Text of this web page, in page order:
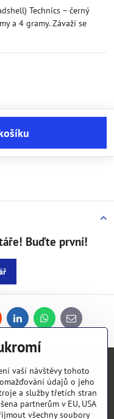
Technics – černý
a 4 gramy. Závaží se
košíku
Buďte první!
LinkedInWhatsApp
E-
mail
vaší návštěvy tohoto
údajů o jeho
a služby třetích stran
partnerům v EU, USA
všechny soubory